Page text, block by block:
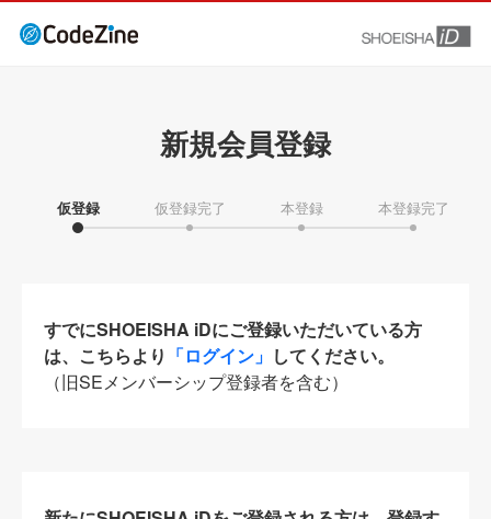
新規会員登録
仮登録 仮登録完了 本登録 本登録完了
すでにSHOEISHA iDにご登録いただいている方
は、こちらより 「ログイン」 してください。
（旧SEメンバーシップ登録者を含む）